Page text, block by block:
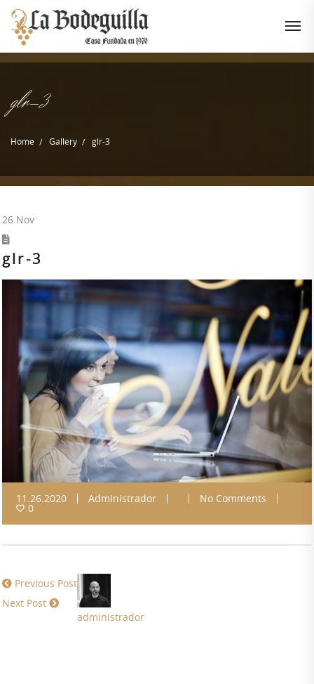
glr-3
Home Gallery glr-3
26 Nov
glr-3
11.26.2020 Administrador No Comments
0
Previous Post
Next Post
administrador